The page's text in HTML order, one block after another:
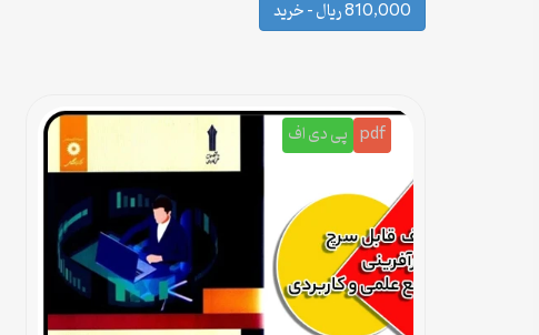
810,000 ریال – خرید
pdf پی دی اف